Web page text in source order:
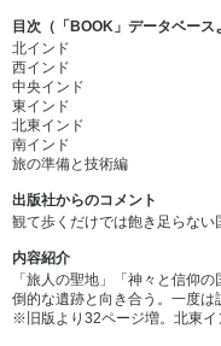
目次（「BOOK」データベース
北インド
西インド
中央インド
東インド
北東インド
南インド
旅の準備と技術編
出版社からのコメント
観て歩くだけでは飽き足らない
内容紹介
「旅人の聖地」「神々と信仰
倒的な遺跡と向き合う。一度は
※旧版より32ページ増。北東イ